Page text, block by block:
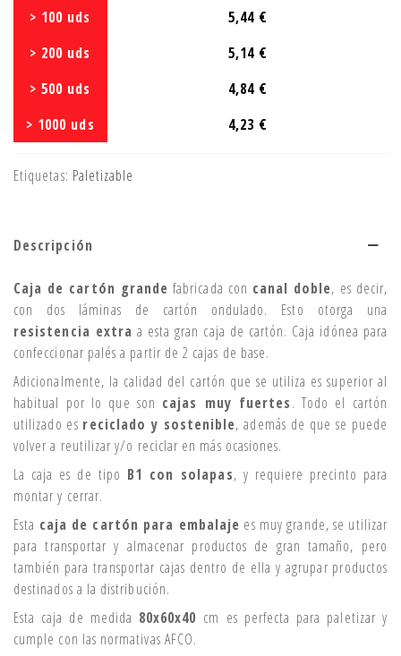
> 100 uds
5,44 €
> 200 uds
5,14 €
> 500 uds
4,84 €
> 1000 uds
4,23 €
Etiquetas: Paletizable
Descripción
Caja de cartón grande fabricada con canal doble, es decir,
con dos láminas de cartón ondulado. Esto otorga una
resistencia extra a esta gran caja de cartón. Caja idónea para
confeccionar palés a partir de 2 cajas de base.
Adicionalmente, la calidad del cartón que se utiliza es superior al
habitual por lo que son cajas muy fuertes. Todo el cartón
utilizado es reciclado y sostenible, además de que se puede
volver a reutilizar y/o reciclar en más ocasiones.
La caja es de tipo B1 con solapas, y requiere precinto para
montar y cerrar.
Esta caja de cartón para embalaje es muy grande, se utilizar
para transportar y almacenar productos de gran tamaño, pero
también para transportar cajas dentro de ella y agrupar productos
destinados a la distribución.
Esta caja de medida 80x60x40 cm es perfecta para paletizar y
cumple con las normativas AFCO.